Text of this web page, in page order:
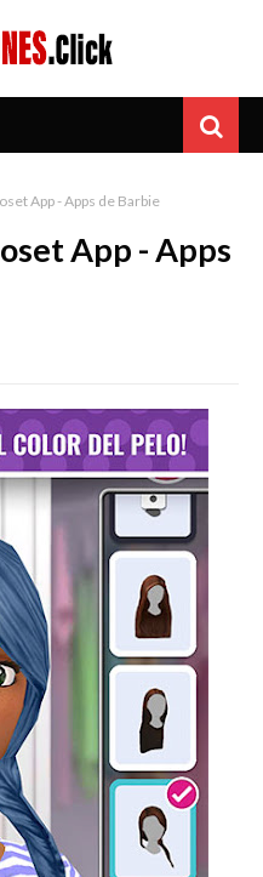
App - Apps de Barbie
App - Apps